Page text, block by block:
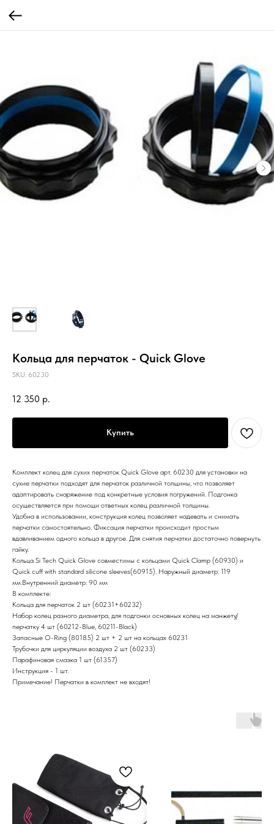
Кольца для перчаток - Quick Glove
SKU: 60230
12 350 р.
Купить
Комплект колец для сухих перчаток Quick Glove арт. 60230 для установки на
сухие перчатки подходят для перчаток различной толщины, что позволяет
адаптировать снаряжение под конкретные условия погружений. Подгонка
осуществляется при помощи ответных колец различной толщины.
Удобна в использовании, конструкция колец позволяет надевать и снимать
перчатки самостоятельно. Фиксация перчатки происходит простым
вдавливанием одного кольца в другое. Для снятия перчатки достаточно повернуть
гайку.
Кольца Si Tech Quick Glove совместимы с кольцами Quick Clamp (60930) и
Quick cuff with standard silicone sleeves(60915). Наружный диаметр: 119
мм.Внутренний диаметр: 90 мм
В комплекте:
Кольца для перчаток 2 шт (60231+60232)
Набор колец разного диаметра, для подгонки основных колец на манжету/
перчатку 4 шт (60212-Blue, 60211-Black)
Запасные О-Ring (80185) 2 шт + 2 шт на кольцах 60231
Трубочки для циркуляции воздуха 2 шт (60233)
Парафиновая смазка 1 шт (61357)
Инструкция - 1 шт.
Примечание! Перчатки в комплект не входят!